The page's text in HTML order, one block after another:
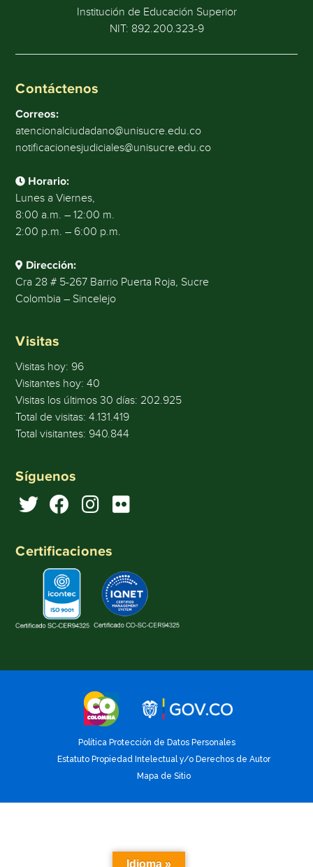
Institución de Educación Superior
NIT: 892.200.323-9
Contáctenos
Correos:
atencionalciudadano@unisucre.edu.co
notificacionesjudiciales@unisucre.edu.co
Horario:
Lunes a Viernes,
8:00 a.m. – 12:00 m.
2:00 p.m. – 6:00 p.m.
Dirección:
Cra 28 # 5-267 Barrio Puerta Roja, Sucre
Colombia – Sincelejo
Visitas
Visitas hoy: 96
Visitantes hoy:40
Visitas los últimos 30 días: 202.925
Total de visitas:4.131.419
Total visitantes: 940.844
Síguenos
Certificaciones
Política Protección de Datos Personales
Estatuto Propiedad Intelectual y/o Derechos de Autor
Mapa de Sitio
Idioma »